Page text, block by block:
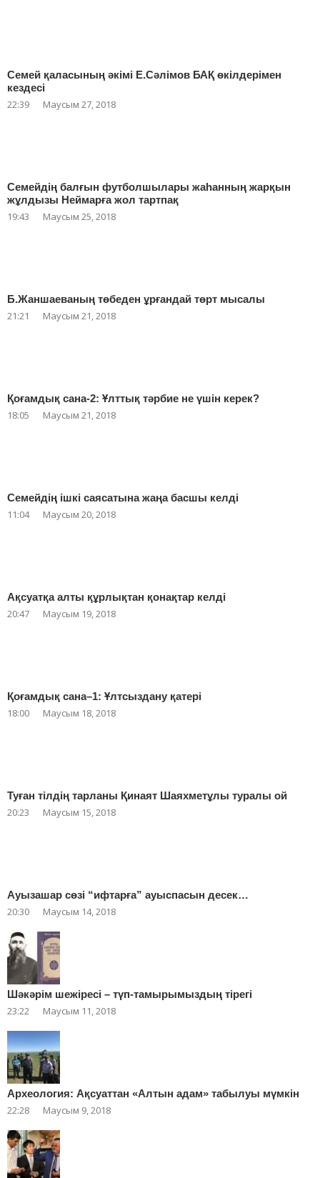
Семей қаласының әкімі Е.Сәлімов БАҚ өкілдерімен
кездесі
22:39 Маусым 27, 2018
Семейдің балғын футболшылары жаһанның жарқын
жұлдызы Неймарға жол тартпақ
19:43 Маусым 25, 2018
Б.Жаншаеваның төбеден ұрғандай төрт мысалы
21:21 Маусым 21, 2018
Қоғамдық сана-2: Ұлттық тәрбие не үшін керек?
18:05 Маусым 21, 2018
Семейдің ішкі саясатына жаңа басшы келді
11:04 Маусым 20, 2018
Ақсуатқа алты құрлықтан қонақтар келді
20:47 Маусым 19, 2018
Қоғамдық сана–1: Ұлтсыздану қатері
18:00 Маусым 18, 2018
Туған тілдің тарланы Қинаят Шаяхметұлы туралы ой
20:23 Маусым 15, 2018
Ауызашар сөзі “ифтарға” ауыспасын десек…
20:30 Маусым 14, 2018
Шәкәрім шежіресі – түп-тамырымыздың тірегі
23:22 Маусым 11, 2018
Археология: Ақсуаттан «Алтын адам» табылуы мүмкін
22:28 Маусым 9, 2018